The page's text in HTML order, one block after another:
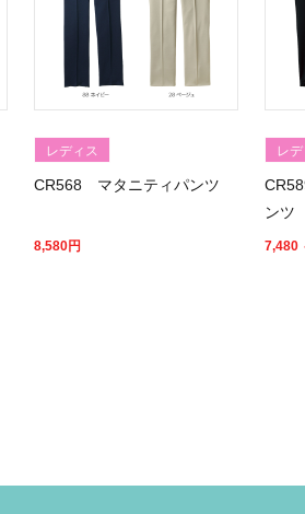
レディス
CR568 マタニティパンツ
8,580円
レデ
ンツ
7,480